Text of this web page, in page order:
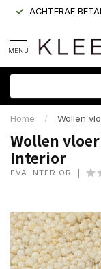
ACHTERAF
MENU
Home / Wollen
Wollen
Interior
EVA INTERIOR